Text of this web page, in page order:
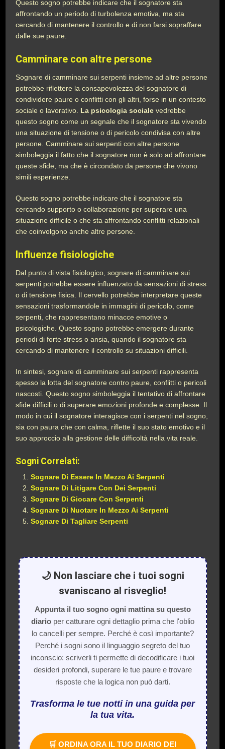
Questo sogno potrebbe indicare che il sognatore sta
affrontando un periodo di turbolenza emotiva, ma sta
cercando di mantenere il controllo e di non farsi sopraffare
dalle sue paure.
Camminare con altre persone
Sognare di camminare sui serpenti insieme ad altre persone
potrebbe riflettere la consapevolezza del sognatore di
condividere paure o conflitti con gli altri, forse in un contesto
sociale o lavorativo. La psicologia sociale vedrebbe
questo sogno come un segnale che il sognatore sta vivendo
una situazione di tensione o di pericolo condivisa con altre
persone. Camminare sui serpenti con altre persone
simboleggia il fatto che il sognatore non è solo ad affrontare
queste sfide, ma che è circondato da persone che vivono
simili esperienze.
Questo sogno potrebbe indicare che il sognatore sta
cercando supporto o collaborazione per superare una
situazione difficile o che sta affrontando conflitti relazionali
che coinvolgono anche altre persone.
Influenze fisiologiche
Dal punto di vista fisiologico, sognare di camminare sui
serpenti potrebbe essere influenzato da sensazioni di stress
o di tensione fisica. Il cervello potrebbe interpretare queste
sensazioni trasformandole in immagini di pericolo, come
serpenti, che rappresentano minacce emotive o
psicologiche. Questo sogno potrebbe emergere durante
periodi di forte stress o ansia, quando il sognatore sta
cercando di mantenere il controllo su situazioni difficili.
In sintesi, sognare di camminare sui serpenti rappresenta
spesso la lotta del sognatore contro paure, conflitti o pericoli
nascosti. Questo sogno simboleggia il tentativo di affrontare
sfide difficili o di superare emozioni profonde e complesse. Il
modo in cui il sognatore interagisce con i serpenti nel sogno,
sia con paura che con calma, riflette il suo stato emotivo e il
suo approccio alla gestione delle difficoltà nella vita reale.
Sogni Correlati:
Sognare Di Essere In Mezzo Ai Serpenti
Sognare Di Litigare Con Dei Serpenti
Sognare Di Giocare Con Serpenti
Sognare Di Nuotare In Mezzo Ai Serpenti
Sognare Di Tagliare Serpenti
🌙 Non lasciare che i tuoi sogni
svaniscano al risveglio!
Appunta il tuo sogno ogni mattina su questo
diarioper catturare ogni dettaglio prima che l'oblio
lo cancelli per sempre. Perché è così importante?
Perché i sogni sono il linguaggio segreto del tuo
inconscio: scriverli ti permette di decodificare i tuoi
desideri profondi, superare le tue paure e trovare
risposte che la logica non può darti.
Trasforma le tue notti in una guida per
la tua vita.
🛒 ORDINA ORA IL TUO DIARIO DEI